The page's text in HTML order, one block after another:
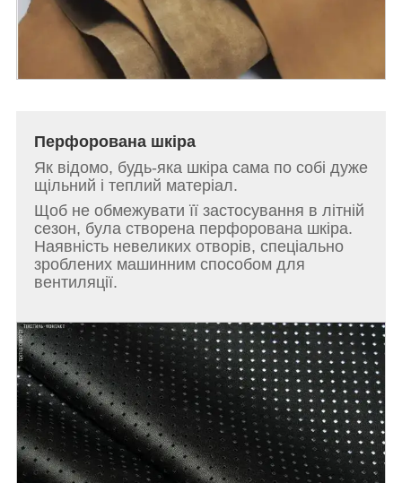
Перфорована шкіра
Як відомо, будь-яка шкіра сама по собі дуже
щільний і теплий матеріал.
Щоб не обмежувати її застосування в літній
сезон, була створена перфорована шкіра.
Наявність невеликих отворів, спеціально
зроблених машинним способом для
вентиляції.